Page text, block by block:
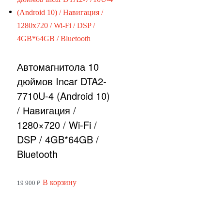
Автомагнитола 10
дюймов Incar DTA2-
7710U-4 (Android 10)
/ Навигация /
1280×720 / Wi-Fi /
DSP / 4GB*64GB /
Bluetooth
19 900 ₽ В корзину